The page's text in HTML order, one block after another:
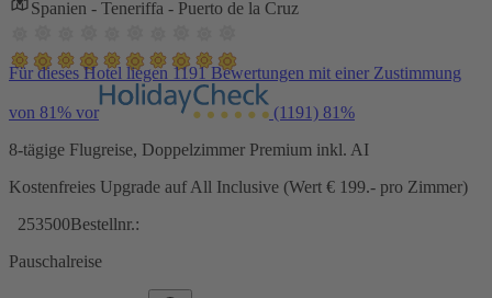
Spanien - Teneriffa - Puerto de la Cruz
Für dieses Hotel liegen 1191 Bewertungen mit einer Zustimmung
von 81% vor (1191) 81%
8-tägige Flugreise, Doppelzimmer Premium inkl. AI
Kostenfreies Upgrade auf All Inclusive (Wert € 199.- pro Zimmer)
253500Bestellnr.:
Pauschalreise